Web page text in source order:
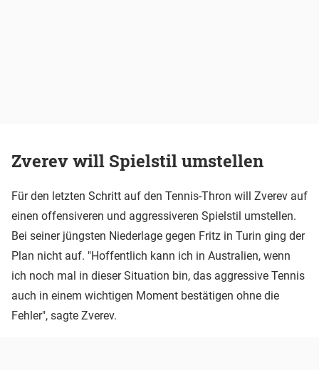
Zverev will Spielstil umstellen
Für den letzten Schritt auf den Tennis-Thron will Zverev auf
einen offensiveren und aggressiveren Spielstil umstellen.
Bei seiner jüngsten Niederlage gegen Fritz in Turin ging der
Plan nicht auf. "Hoffentlich kann ich in Australien, wenn
ich noch mal in dieser Situation bin, das aggressive Tennis
auch in einem wichtigen Moment bestätigen ohne die
Fehler", sagte Zverev.